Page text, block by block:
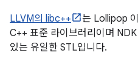
LLVM의 libc++
는 Lollipop
C++ 표준 라이브러리이며
있는 유일한 STL입니다.